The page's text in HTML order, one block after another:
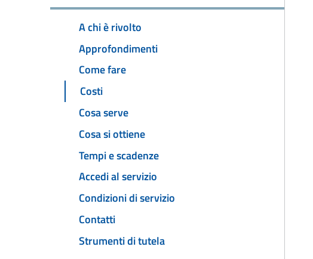
A chi è rivolto
Approfondimenti
Come fare
Costi
Cosa serve
Cosa si ottiene
Tempi e scadenze
Accedi al servizio
Condizioni di servizio
Contatti
Strumenti di tutela